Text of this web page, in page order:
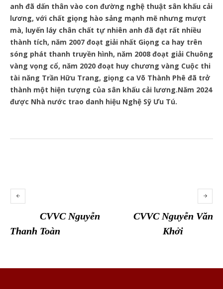
anh đã dấn thân vào con đường nghệ thuật sân khấu cải
lương, với chất giọng hào sảng mạnh mẽ nhưng mượt
mà, luyến láy chân chất tự nhiên anh đã đạt rất nhiều
thành tích, năm 2007 đoạt giải nhất Giọng ca hay trên
sóng phát thanh truyền hình, năm 2008 đoạt giải Chuông
vàng vọng cổ, năm 2020 đoạt huy chương vàng Cuộc thi
tài năng Trần Hữu Trang, giọng ca Võ Thành Phê đã trở
thành một hiện tượng của sân khấu cải lương.Năm 2024
được Nhà nước trao danh hiệu Nghệ Sỹ Ưu Tú.
CVVC Nguyễn
Thanh Toàn
CVVC Nguyễn Văn
Khởi